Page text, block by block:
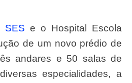
SES e o Hospital Escola
de um novo prédio de
andares e 50 salas de
especialidades, a